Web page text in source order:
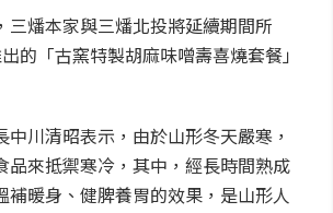
三燔本家與三燔北投將延續期間所
的「古窯特製胡麻味噌壽喜燒套餐」
川清昭表示，由於山形冬天嚴寒，
品來抵禦寒冷，其中，經長時間熟成
補暖身、健脾養胃的效果，是山形人